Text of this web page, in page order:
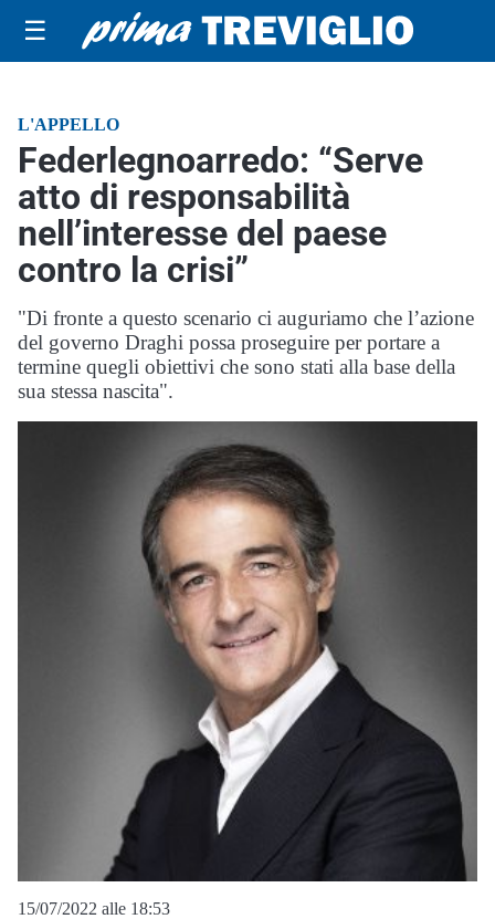
☰
L'APPELLO
Federlegnoarredo: “Serve
atto di responsabilità
nell’interesse del paese
contro la crisi”
"Di fronte a questo scenario ci auguriamo che l’azione
del governo Draghi possa proseguire per portare a
termine quegli obiettivi che sono stati alla base della
sua stessa nascita".
15/07/2022 alle 18:53